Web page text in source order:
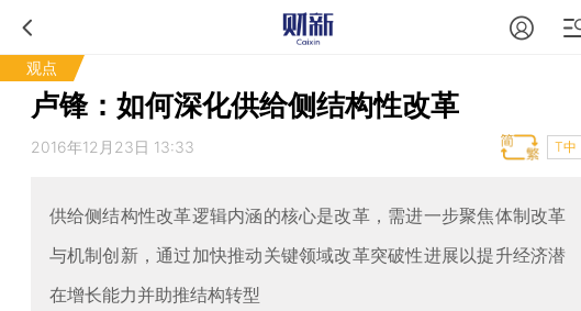
观点
卢锋：如何深化供给侧结构性改革
2016年12月23日 13:33 T中
供给侧结构性改革逻辑内涵的核心是改革，需进一步聚焦体制改革
与机制创新，通过加快推动关键领域改革突破性进展以提升经济潜
在增长能力并助推结构转型